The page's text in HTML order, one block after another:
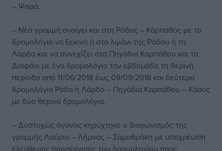
– Ψαρά.
– Νέα γραμμή ανοίγει και στη Ρόδος – Κάρπαθος με το
δρομολόγιο να ξεκινά ή στο λιμάνι της Ρόδου ή τη
Λάρδο και να συνεχίζει στα Πηγάδια Καρπάθου και το
Διαφάνι με ένα δρομολόγιο την εβδομάδα τη θερινή
περίοδο από 11/06/2018 έως 09/09/2018 και δεύτερο
δρομολόγιο Ρόδο ή Λάρδο – Πηγάδια Καρπάθου – Κάσος
με δύο θερινά δρομολόγια.
– Δυστυχώς άγονος κηρύχτηκε ο διαγωνισμός της
γραμμής Λαύριο – Λήμνος – Σαμοθράκη με υποχρέωση
ελεύθερης προσέγγισης του δρομολογίου προς